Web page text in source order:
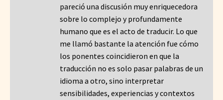
pareció una discusión muy enriquecedora
sobre lo complejo y profundamente
humano que es el acto de traducir. Lo que
me llamó bastante la atención fue cómo
los ponentes coincidieron en que la
traducción no es solo pasar palabras de un
idioma a otro, sino interpretar
sensibilidades, experiencias y contextos